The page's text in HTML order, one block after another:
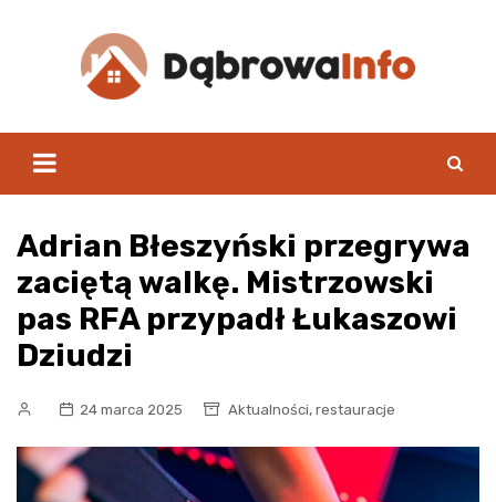
Adrian Błeszyński przegrywa
zaciętą walkę. Mistrzowski
pas RFA przypadł Łukaszowi
Dziudzi
24 marca 2025 Aktualności, restauracje